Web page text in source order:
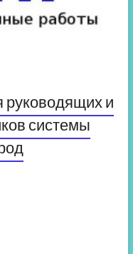
руководящих и
системы